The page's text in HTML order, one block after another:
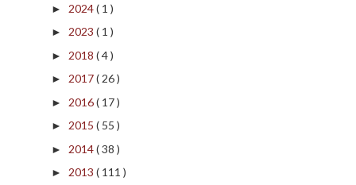
► 2024( 1 )
► 2023 ( 1 )
► 2018 ( 4 )
► 2017( 26 )
► 2016( 17 )
► 2015 ( 55 )
► 2014( 38 )
► 2013 ( 111 )